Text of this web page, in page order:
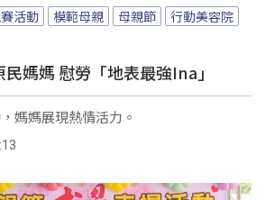
活動 模範母親 母親節
行動美容院
媽媽 慰勞「地表最強Ina」
媽媽展現熱情活力。